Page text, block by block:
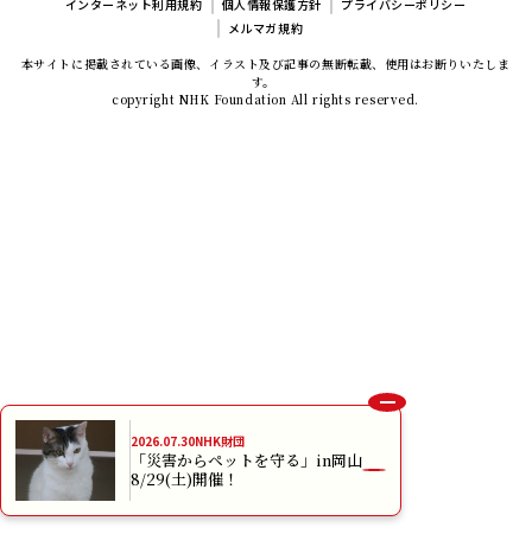
2026.07.30NHK財団
「災害からペットを守る」in岡山
8/29(土)開催！